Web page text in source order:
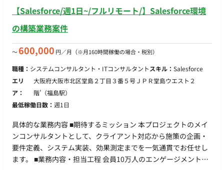
ル）の管理 【担当工程：要件定義・設計・実装・テスト・保守
運用】 ■働き方 ・稼働量：週5日以上 ・リモート稼働：一部リ
【Salesforce/週1日~/フルリモート/】Salesforce環境
の構築業務案件
〜600,000 円／月 （※月160時間稼働の場合・税別）
職種： システムコンサルタント・ITコンサルタントスキル： Salesforce
エリ
ア：
大阪府大阪市北区堂島２丁目３番５号ＪＰＲ堂島ウエスト２
階’（福島駅）
最低稼働日数： 週1日
具体的な業務内容 ■期待するミッション 本プロジェクトのメイ
ンコンサルタントとして、クライアント対応から施策の企画・
要件定義、システム実装、効果測定までを一気通貫でお任せし
ます。 ■業務内容・担当工程 会員10万人のエンゲージメント状